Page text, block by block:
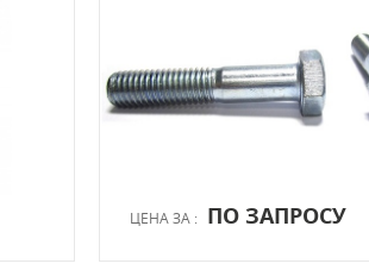
ЦЕНА ЗА : ПО ЗАПРОСУ